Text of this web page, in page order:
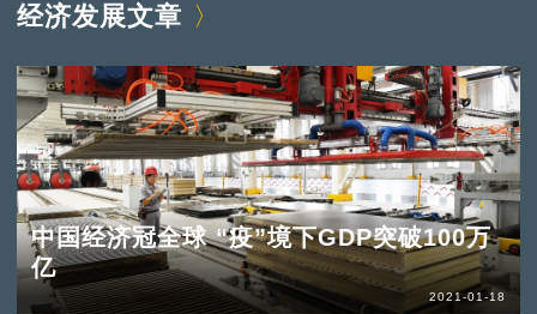
经济发展文章
中国经济冠全球 “疫”境下GDP突破100万
亿
2021-01-18